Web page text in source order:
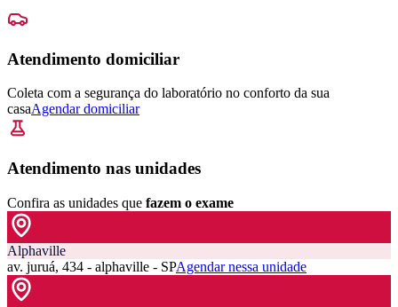
Atendimento domiciliar
Coleta com a segurança do laboratório no conforto da sua
casaAgendar domiciliar
Atendimento nas unidades
Confira as unidades que fazem o exame
Alphaville
av. juruá, 434 - alphaville - SPAgendar nessa unidade